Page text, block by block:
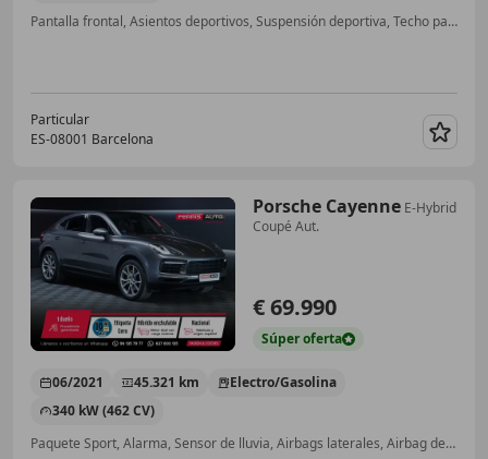
Pantalla frontal, Asientos deportivos, Suspensión deportiva, Techo panorámico, Airbags laterales, 360° cámara, Asiento trasero partido, Volante multifunción
Particular
ES-08001 Barcelona
Porsche Cayenne E-Hybrid
Coupé Aut.
€ 69.990
Súperoferta
06/2021 45.321 km
Electro/Gasolina
340 kW (462 CV)
Paquete Sport, Alarma, Sensor de lluvia, Airbags laterales, Airbag del conductor, ABS, Cierre centralizado